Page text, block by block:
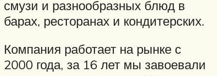
смузи и разнообразных блюд в
барах, ресторанах и кондитерских.
Компания работает на рынке с
2000 года, за 16 лет мы завоевали